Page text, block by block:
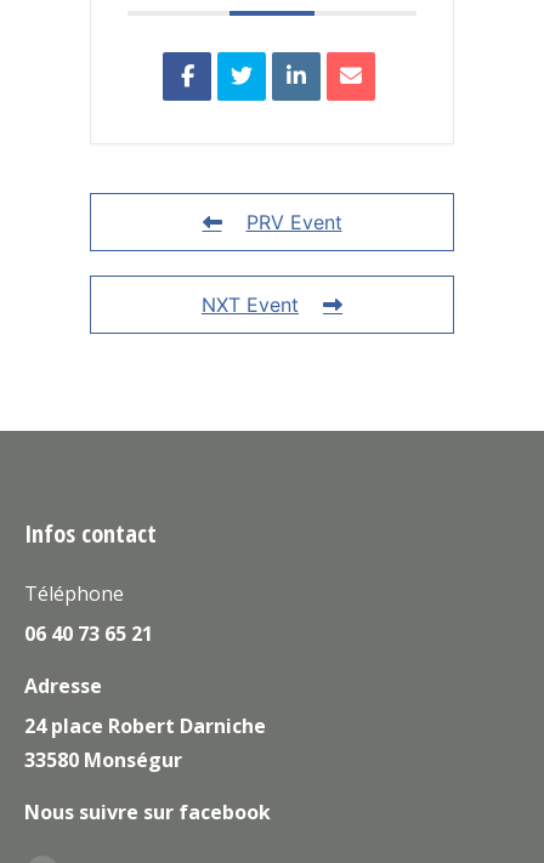
PRV Event
NXT Event
Infos contact
Téléphone
06 40 73 65 21
Adresse
24 place Robert Darniche
33580 Monségur
Nous suivre sur facebook